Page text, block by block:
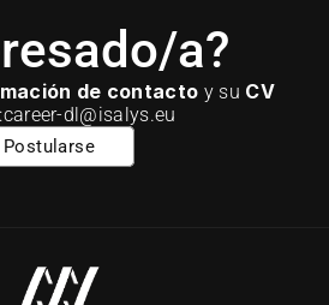
a?
de contacto y su CV
dl@isalys.eu
Postularse